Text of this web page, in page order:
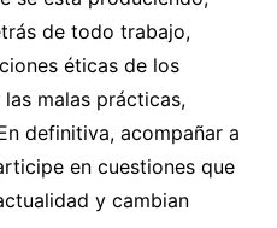
de todo trabajo,
éticas de los
malas prácticas,
definitiva, acompañar a
en cuestiones que
y cambian